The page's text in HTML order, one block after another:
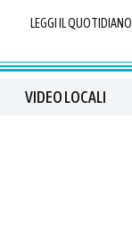
LEGGI IL QUOTIDIANO
VIDEO LOCALI